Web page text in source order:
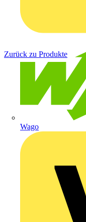
Wago
Zurück zu Produkte